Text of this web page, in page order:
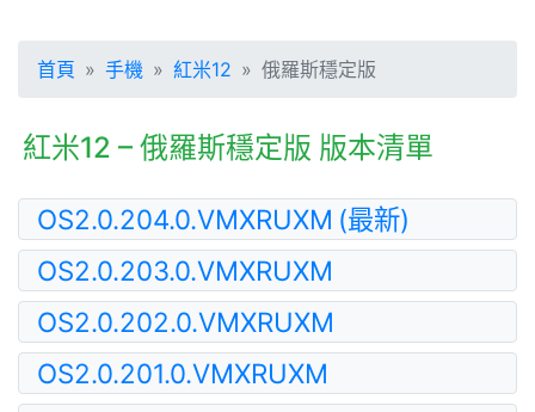
首頁 手機 紅米12 俄羅斯穩定版
紅米12 – 俄羅斯穩定版 版本清單
OS2.0.204.0.VMXRUXM (最新)
OS2.0.203.0.VMXRUXM
OS2.0.202.0.VMXRUXM
OS2.0.201.0.VMXRUXM